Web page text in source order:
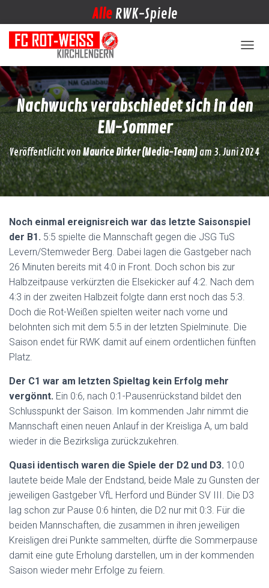
Alle RWK-Spiele
Nachwuchs verabschiedet sich in den
EM-Sommer
Veröffentlicht vonMaurice Dirker (Media-Team)am3. Juni 2024
Noch einmal ereignisreich war das letzte Saisonspiel
der B1. 5:5 spielte die Mannschaft gegen die JSG TuS
Levern/Stemweder Berg. Dabei lagen die Gastgeber nach
26 Minuten bereits mit 4:0 in Front. Doch schon bis zur
Halbzeitpause verkürzten die Elsekicker auf 4:2. Nach dem
4:3 in der zweiten Halbzeit folgte dann erst noch das 5:3.
Doch die Rot-Weißen spielten weiter nach vorne und
belohnten sich mit dem 5:5 in der letzten Spielminute. Die
Saison endet für RWK damit auf einem ordentlichen fünften
Platz.
Der C1 war am letzten Spieltag kein Erfolg mehr
vergönnt. Ein 0:6, nach 0:1-Pausenrückstand bildet den
Schlusspunkt der Saison. Im kommenden Jahr nimmt die
Mannschaft einen neuen Anlauf in der Kreisliga A, um bald
wieder in die Bezirksliga zurückzukehren.
Quasi identisch waren die Spiele der D2 und D3. 10:0
lautete beide Male der Endstand, beide Male zu Gunsten der
jeweiligen Gastgeber VfL Herford und Bünder SV III. Die D3
lag schon zur Pause 0:6 hinten, die D2 nur mit 0:3. Für die
beiden Mannschaften, die zusammen in ihren jeweiligen
Kreisligen drei Punkte sammelten, dürfte die Sommerpause
damit eine gute Erholung darstellen, um in der kommenden
Saison wieder mehr Erfolge zu feiern.